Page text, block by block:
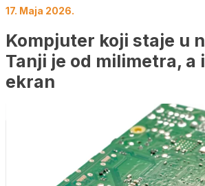
17. Maja 2026.
Kompjuter koji staje u
Tanji je od milimetra, a
ekran